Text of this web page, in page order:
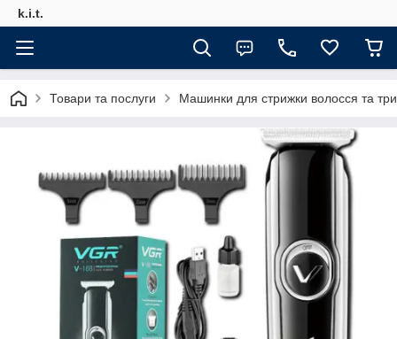
k.i.t.
Товари та послуги Машинки для стрижки волосся та